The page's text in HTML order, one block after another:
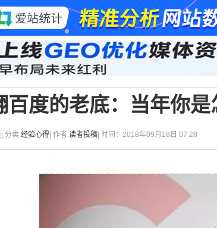
百度的老底：当年你
| 分类:经验心得 | 作者:读者投稿 | 时间：2018年09月18日 07:28